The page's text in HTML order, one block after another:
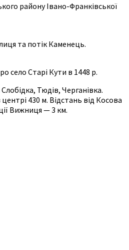
району Івано-Франківської
та потік Каменець.
село Старі Кути в 1448 р.
Тюдів, Черганівка.
430 м. Відстань від Косова
Вижниця — 3 км.